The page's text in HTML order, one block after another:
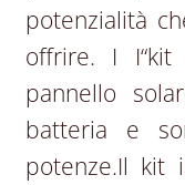
potenzialità
offrire. I I“kit
pannello
batteria e
potenze.Il